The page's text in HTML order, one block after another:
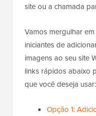
site ou a chamada
Vamos mergulhar
iniciantes de
imagens ao seu site
links rápidos abaixo
que você deseja usar:
Opção 1: